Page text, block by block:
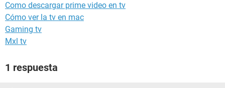
Como descargar prime video en tv
Cómo ver la tv en mac
Gaming tv
Mxl tv
1 respuesta